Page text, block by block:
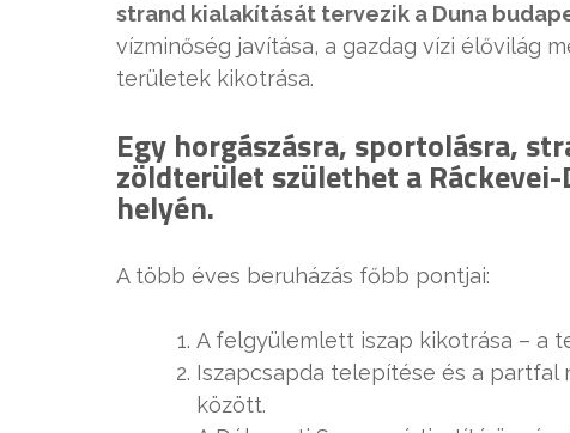
strand kialakítását tervezik a Duna
vízminőség javítása, a gazdag vízi élővilág
területek kikotrása.
Egy horgászásra, sportolásra,
zöldterület születhet a
helyén.
A több éves beruházás főbb pontjai:
A felgyülemlett iszap kikotrása – a
Iszapcsapda telepítése és a partfal
között.